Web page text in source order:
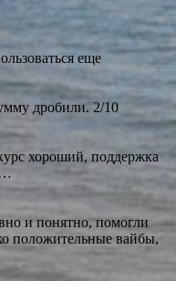
еще
дробили. 2/10
хороший, поддержка
и понятно, помогли
положительные вайбы,